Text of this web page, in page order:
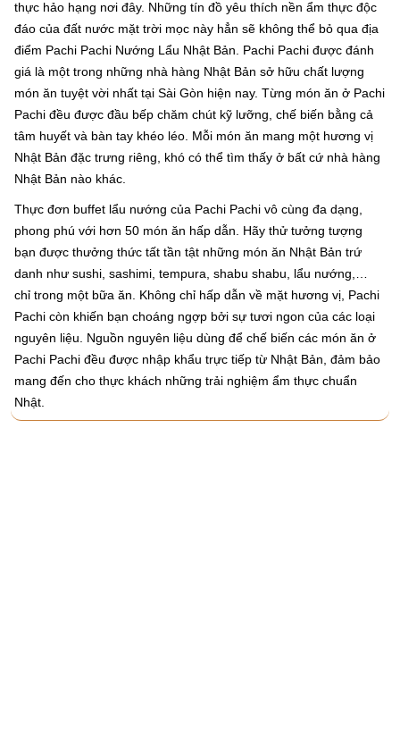
thực hảo hạng nơi đây. Những tín đồ yêu thích nền ẩm thực độc
đáo của đất nước mặt trời mọc này hẳn sẽ không thể bỏ qua địa
điểm Pachi Pachi Nướng Lẩu Nhật Bản. Pachi Pachi được đánh
giá là một trong những nhà hàng Nhật Bản sở hữu chất lượng
món ăn tuyệt vời nhất tại Sài Gòn hiện nay. Từng món ăn ở Pachi
Pachi đều được đầu bếp chăm chút kỹ lưỡng, chế biến bằng cả
tâm huyết và bàn tay khéo léo. Mỗi món ăn mang một hương vị
Nhật Bản đặc trưng riêng, khó có thể tìm thấy ở bất cứ nhà hàng
Nhật Bản nào khác.
Thực đơn buffet lẩu nướng của Pachi Pachi vô cùng đa dạng,
phong phú với hơn 50 món ăn hấp dẫn. Hãy thử tưởng tượng
bạn được thưởng thức tất tần tật những món ăn Nhật Bản trứ
danh như sushi, sashimi, tempura, shabu shabu, lẩu nướng,…
chỉ trong một bữa ăn. Không chỉ hấp dẫn về mặt hương vị, Pachi
Pachi còn khiến bạn choáng ngợp bởi sự tươi ngon của các loại
nguyên liệu. Nguồn nguyên liệu dùng để chế biến các món ăn ở
Pachi Pachi đều được nhập khẩu trực tiếp từ Nhật Bản, đảm bảo
mang đến cho thực khách những trải nghiệm ẩm thực chuẩn
Nhật.